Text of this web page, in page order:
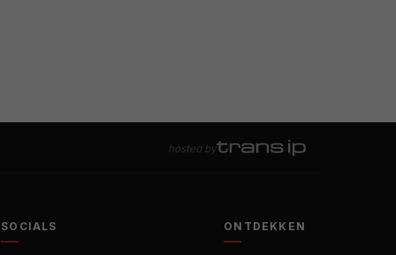
hosted by
SOCIALS ONTDEKKEN